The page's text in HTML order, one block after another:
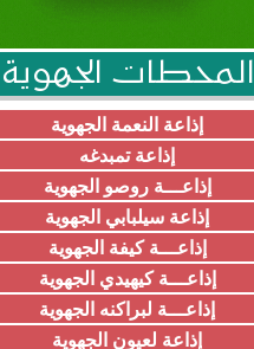
المحطات الجهوية
إذاعة النعمة الجهوية
إذاعة تمبدغه
إذاعـــة روصو الجهوية
إذاعة سيلبابي الجهوية
إذاعـــة كيفة الجهوية
إذاعـــة كيهيدي الجهوية
إذاعـــة لبراكنه الجهوية
إذاعة لعيون الجهوية